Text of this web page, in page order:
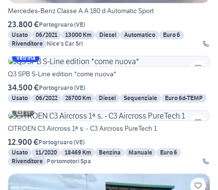
Mercedes-Benz Classe A A 180 d Automatic Sport
23.800 €Portogruaro(VE)
Usato
06/2021 13000 Km Diesel Automatico
Euro 6
Rivenditore Nice's Car Srl
Vetrina
Q3 SPB S-Line edition *come nuova*
34.500 €Portogruaro(VE)
Usato
06/2022 26700 Km Diesel Sequenziale
Euro 6d-TEMP
19
CITROEN C3 Aircross 1ª s. - C3 Aircross PureTech 1
12.900 €Portogruaro(VE)
Usato
11/2020 18469 Km Benzina Manuale
Euro 6
Rivenditore Portomotori Spa